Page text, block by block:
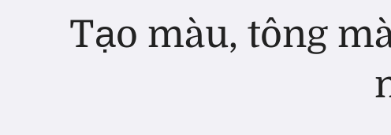
Tạo màu, tông